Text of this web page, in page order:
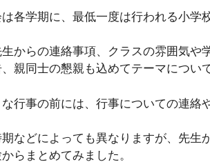
各学期に、最低一度は行われる小学
からの連絡事項、クラスの雰囲気や
親同士の懇親も込めてテーマについ
行事の前には、行事についての連絡
などによっても異なりますが、先生
らまとめてみました。